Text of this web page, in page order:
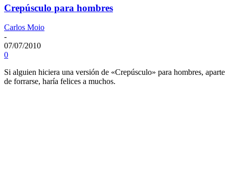
Crepúsculo para hombres
Carlos Moio
-
07/07/2010
0
Si alguien hiciera una versión de «Crepúsculo» para hombres, aparte
de forrarse, haría felices a muchos.